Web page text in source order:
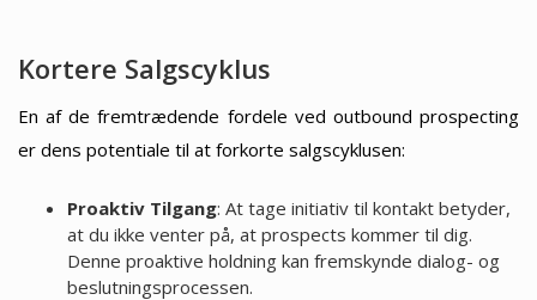
Kortere Salgscyklus
En af de fremtrædende fordele ved outbound prospecting
er dens potentiale til at forkorte salgscyklusen:
Proaktiv Tilgang: At tage initiativ til kontakt betyder,
at du ikke venter på, at prospects kommer til dig.
Denne proaktive holdning kan fremskynde dialog- og
beslutningsprocessen.